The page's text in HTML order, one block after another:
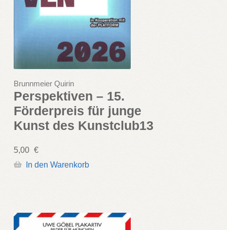
Brunnmeier Quirin
Perspektiven – 15.
Förderpreis für junge
Kunst des Kunstclub13
5,00 €
In den Warenkorb